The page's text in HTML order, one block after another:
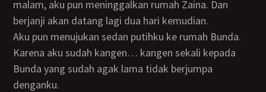
malam, aku pun meninggalkan rumah Zaina. Dan
berjanji akan datang lagi dua hari kemudian.
Aku pun menujukan sedan putihku ke rumah Bunda.
Karena aku sudah kangen… kangen sekali kepada
Bunda yang sudah agak lama tidak berjumpa
denganku.